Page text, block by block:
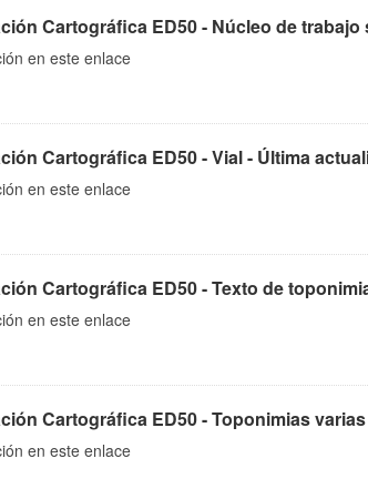
Cartográfica ED50 - Núcleo de trabajo
en este enlace
Cartográfica ED50 - Vial - Última
en este enlace
Cartográfica ED50 - Texto de
en este enlace
Cartográfica ED50 - Toponimias
en este enlace